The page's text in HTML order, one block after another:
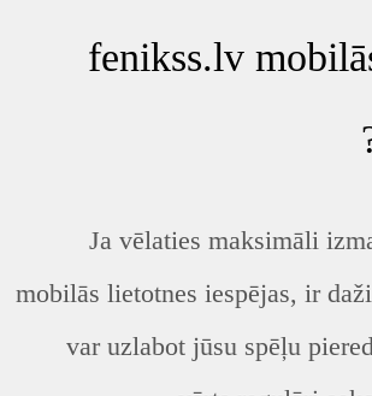
fenikss.lv
Ja vēlaties maksimāli
mobilās lietotnes iespējas, ir
var uzlabot jūsu spēļu